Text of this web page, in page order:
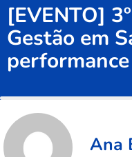
[EVENTO]
Gestão em
Ana